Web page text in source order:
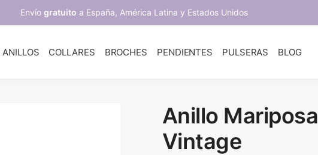
Envío gratuito a España, América Latina y Estados Unidos
ANILLOS COLLARES BROCHES PENDIENTES PULSERAS BLOG
Anillo Mariposa
Vintage